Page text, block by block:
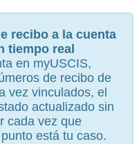
recibo a la cuenta
tiempo real
en myUSCIS,
de recibo de
vez vinculados, el
actualizado sin
cada vez que
está tu caso.